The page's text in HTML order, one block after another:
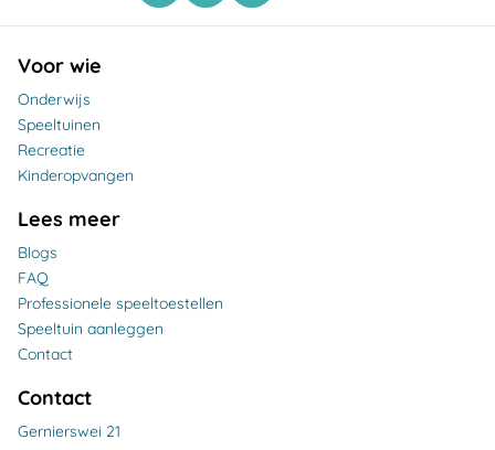
Voor wie
Onderwijs
Speeltuinen
Recreatie
Kinderopvangen
Lees meer
Blogs
FAQ
Professionele speeltoestellen
Speeltuin aanleggen
Contact
Contact
Gernierswei 21